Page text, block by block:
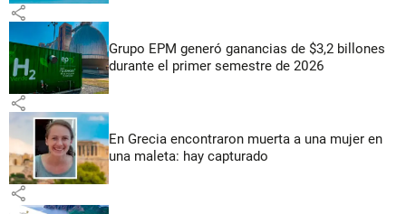
share
Grupo EPM generó ganancias de $3,2 billones
durante el primer semestre de 2026
share
En Grecia encontraron muerta a una mujer en
una maleta: hay capturado
share